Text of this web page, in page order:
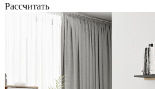
Рассчитать